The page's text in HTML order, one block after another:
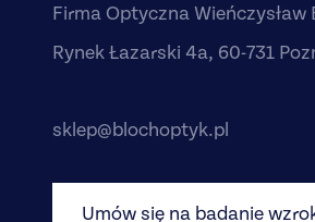
Firma Optyczna Wieńczysław
Rynek Łazarski 4a, 60-731
sklep@blochoptyk.pl
Umów się na badanie